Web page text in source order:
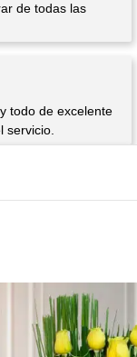
de todas las
todo de excelente
servicio.